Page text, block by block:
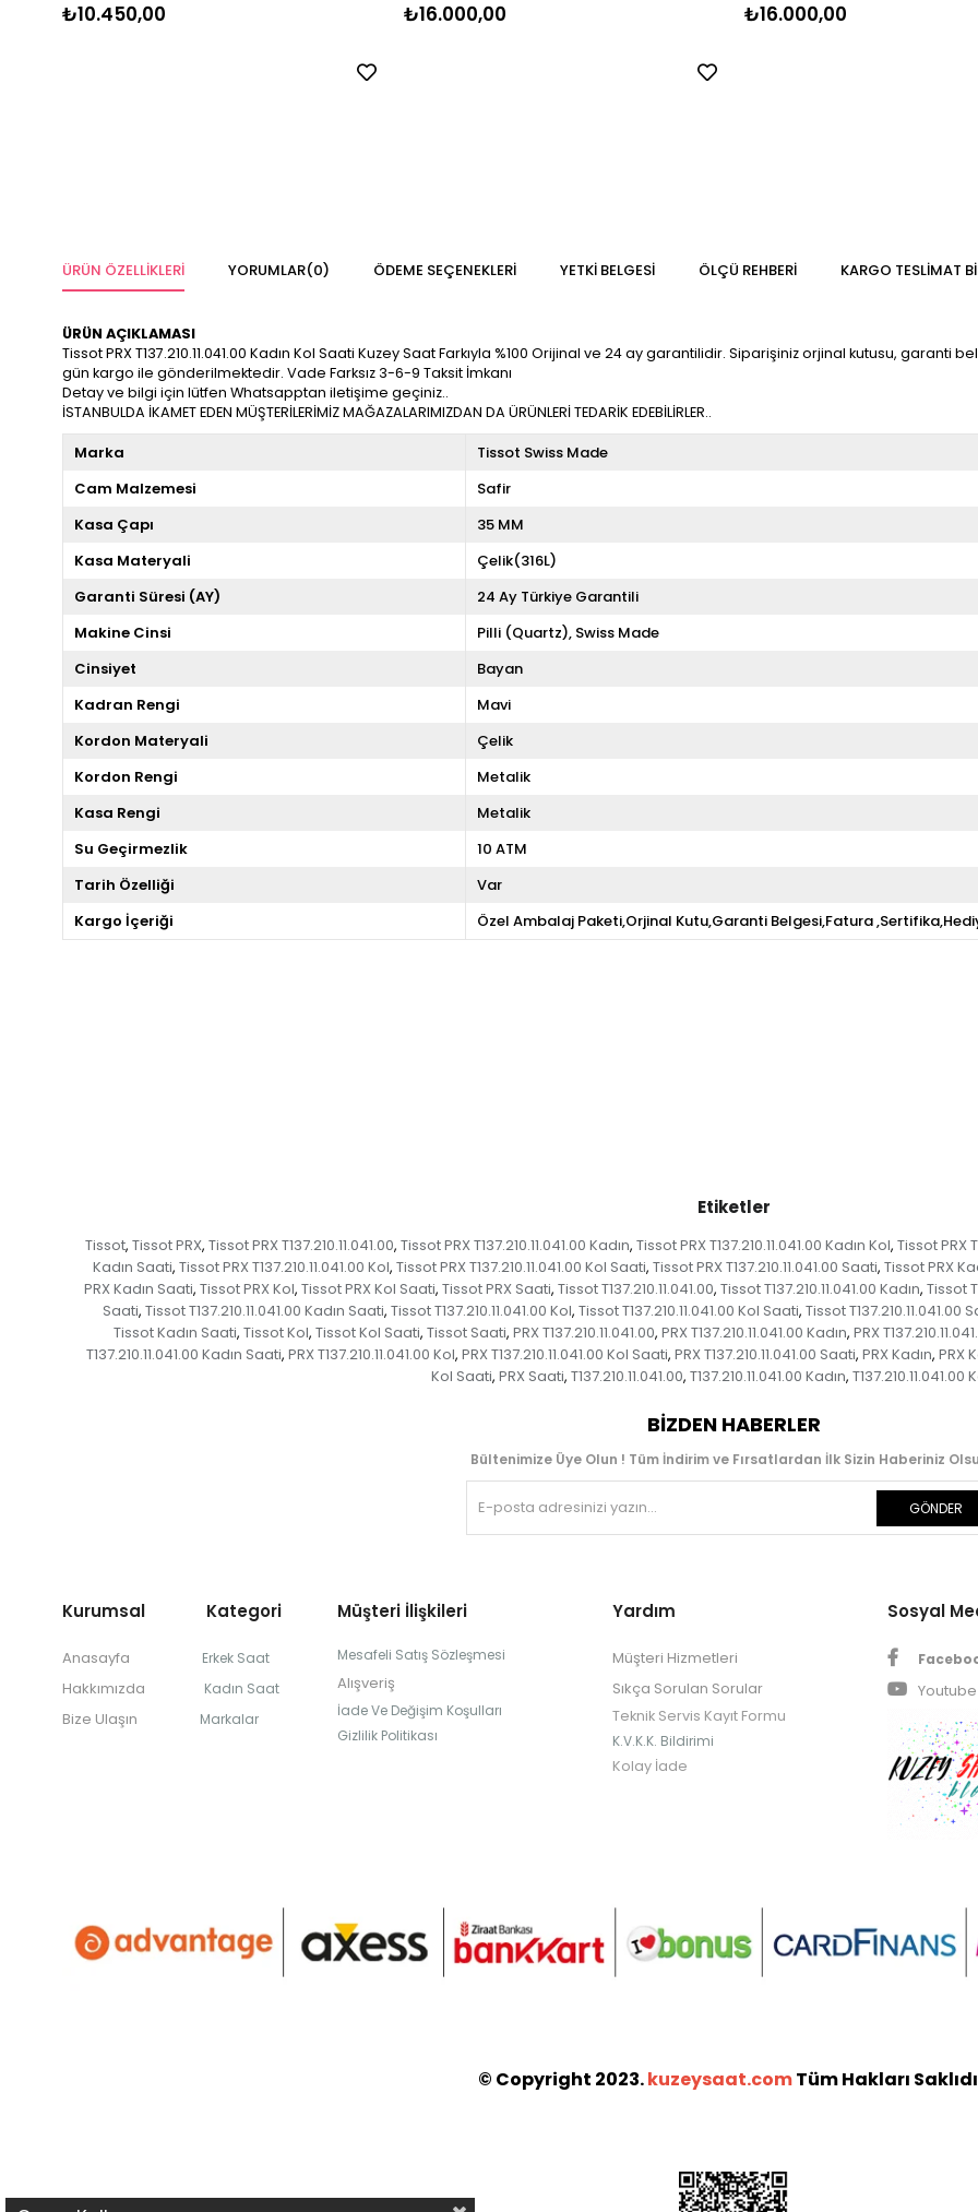
₺10.450,00 ₺16.000,00 ₺16.000,00
ÜRÜN ÖZELLIKLERI YORUMLAR(0) ÖDEME SEÇENEKLERI YETKİ BELGESİ ÖLÇÜ REHBERI KARGO TESLIMAT
ÜRÜN AÇIKLAMASI
Tissot PRX T137.210.11.041.00 Kadın Kol Saati Kuzey Saat Farkıyla %100 Orijinal ve 24 ay garantilidir. Siparişiniz orjinal kutusu, garanti
gün kargo ile gönderilmektedir. Vade Farksız 3-6-9 Taksit İmkanı
Detay ve bilgi için lütfen Whatsapptan iletişime geçiniz..
İSTANBULDA İKAMET EDEN MÜŞTERİLERİMİZ MAĞAZALARIMIZDAN DA ÜRÜNLERİ TEDARİK EDEBİLİRLER..
Marka
Tissot Swiss Made
Cam Malzemesi
Safir
Kasa Çapı
35 MM
Kasa Materyali
Çelik(316L)
Garanti Süresi (AY)
24 Ay Türkiye Garantili
Makine Cinsi
Pilli (Quartz) Swiss Made
Cinsiyet
Bayan
Kadran Rengi
Mavi
Kordon Materyali
Çelik
Kordon Rengi
Metalik
Kasa Rengi
Metalik
Su Geçirmezlik
10 ATM
Tarih Özelliği
Var
Kargo İçeriği
Özel Ambalaj Paketi,Orjinal Kutu,Garanti Belgesi,Fatura
Etiketler
Tissot, Tissot PRX, Tissot PRX T137.210.11.041.00, Tissot PRX T137.210.11.041.00 Kadın, Tissot PRX T137.210.11.041.00 Kadın Kol, Tissot PRX
Kadın Saati, Tissot PRX T137.210.11.041.00 Kol, Tissot PRX T137.210.11.041.00 Kol Saati, Tissot PRX T137.210.11.041.00 Saati, Tissot PRX
PRX Kadın Saati, Tissot PRX Kol, Tissot PRX Kol Saati, Tissot PRX Saati, Tissot T137.210.11.041.00, Tissot T137.210.11.041.00 Kadın, Tissot
Saati, Tissot T137.210.11.041.00 Kadın Saati, Tissot T137.210.11.041.00 Kol, Tissot T137.210.11.041.00 Kol Saati, Tissot T137.210.11.041.00
Tissot Kadın Saati, Tissot Kol, Tissot Kol Saati, Tissot Saati, PRX T137.210.11.041.00, PRX T137.210.11.041.00 Kadın, PRX
T137.210.11.041.00 Kadın Saati, PRX T137.210.11.041.00 Kol, PRX T137.210.11.041.00 Kol Saati, PRX T137.210.11.041.00 Saati, PRX Kadın, PRX
Kol Saati, PRX Saati, T137.210.11.041.00, T137.210.11.041.00 Kadın, T137.210.11.041.00
BIZDEN HABERLER
Bültenimize Üye Olun ! Tüm İndirim ve Fırsatlardan İlk Sizin Haberiniz
GÖNDER
Kurumsal Kategori
Anasayfa Erkek Saat
Hakkımızda Kadın Saat
Bize Ulaşın Markalar
Müşteri İlişkileri
Mesafeli Satış Sözleşmesi
Alışveriş
İade Ve Değişim Koşulları
Gizlilik Politikası
Yardım
Müşteri Hizmetleri
Sıkça Sorulan Sorular
Teknik Servis Kayıt Formu
K.V.K.K. Bildirimi
Kolay İade
Sosyal
Youtube
© Copyright 2023.kuzeysaat.comTüm Hakları